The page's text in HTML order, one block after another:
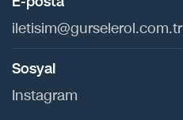
iletisim@gurselerol.com.tr
Sosyal
Instagram